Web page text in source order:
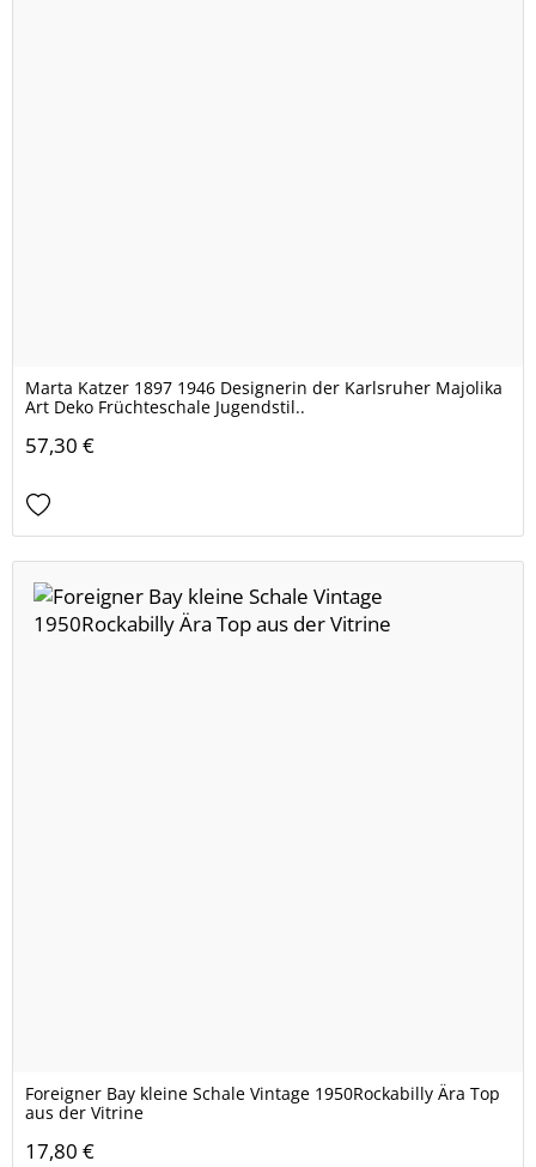
Marta Katzer 1897 1946 Designerin der Karlsruher Majolika
Art Deko Früchteschale Jugendstil..
57,30 €
Foreigner Bay kleine Schale Vintage 1950Rockabilly Ära Top
aus der Vitrine
17,80 €